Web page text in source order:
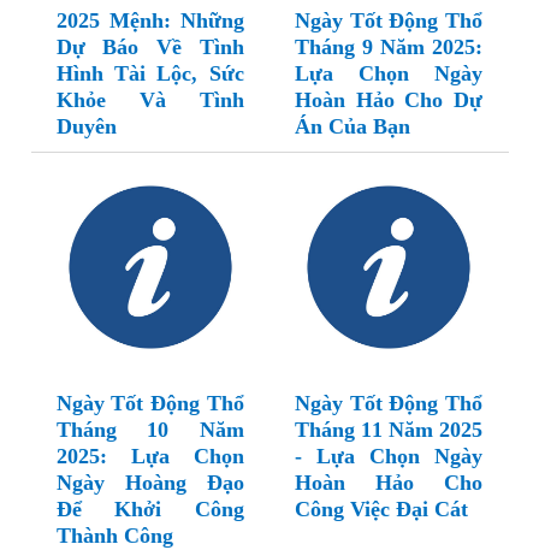
2025 Mệnh: Những
Dự Báo Về Tình
Hình Tài Lộc, Sức
Khỏe Và Tình
Duyên
Ngày Tốt Động Thổ
Tháng 9 Năm 2025:
Lựa Chọn Ngày
Hoàn Hảo Cho Dự
Án Của Bạn
Ngày Tốt Động Thổ
Tháng 10 Năm
2025: Lựa Chọn
Ngày Hoàng Đạo
Để Khởi Công
Thành Công
Ngày Tốt Động Thổ
Tháng 11 Năm 2025
- Lựa Chọn Ngày
Hoàn Hảo Cho
Công Việc Đại Cát